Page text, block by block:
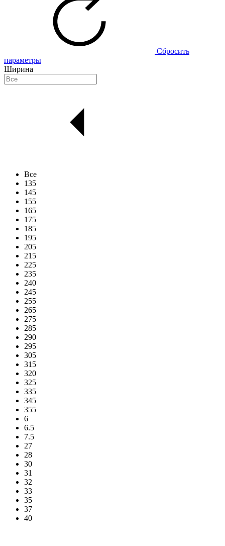
Сбросить
параметры
Ширина
Все
135
145
155
165
175
185
195
205
215
225
235
240
245
255
265
275
285
290
295
305
315
320
325
335
345
355
6
6.5
7.5
27
28
30
31
32
33
35
37
40